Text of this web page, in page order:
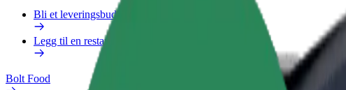
Bli et leveringsbud
Legg til en restaurant eller butikk
Bolt Food